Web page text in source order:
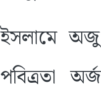
ইসলামে অজু
পবিত্রতা